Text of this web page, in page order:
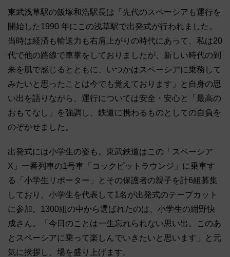
東武浅草駅の飯塚和浩駅長は「先代のスペーシアも運行を
開始した1990 年にこの浅草駅で出発式が行われました。
当時は経済も輸送力も右肩上がりの時代にあって、私は20
代で他の路線で車掌をしておりましたが、新しい時代の到
来を肌で感じるとともに、いつかはスペーシアに乗務して
みたいと思ったことは今でも覚えております」と自身の思
い出を語りながら、運行については安全・安心と「最高の
おもてなし」を強調し、鉄道に携わるものとしての自負を
のぞかせました。
出発式には小学生の姿も。東武鉄道はこの「スペーシア
X」一番列車の1号車「コックピットラウンジ」に乗車す
る「小学生リポーター」とその保護者の親子を計6組募集
しており、小学生を代表して1名が出発式のテープカット
に参加。1300組の中から選ばれたのは、小学生の紺野快
成さん。「今日のことは一生忘れられない思い出。このあ
とスペーシアに乗って楽しんでいきたいと思います」と元
気に挨拶し、場を盛り上げます。